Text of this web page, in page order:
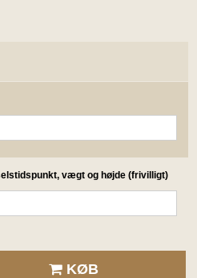
vægt og højde (frivilligt)
KØB